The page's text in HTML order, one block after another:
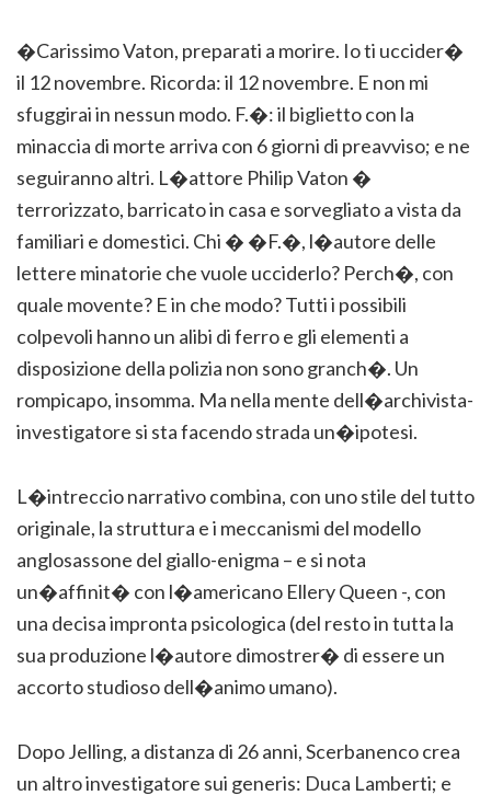
�Carissimo Vaton, preparati a morire. Io ti uccider�
il 12 novembre. Ricorda: il 12 novembre. E non mi
sfuggirai in nessun modo. F.�: il biglietto con la
minaccia di morte arriva con 6 giorni di preavviso; e ne
seguiranno altri. L�attore Philip Vaton �
terrorizzato, barricato in casa e sorvegliato a vista da
familiari e domestici. Chi � �F.�, l�autore delle
lettere minatorie che vuole ucciderlo? Perch�, con
quale movente? E in che modo? Tutti i possibili
colpevoli hanno un alibi di ferro e gli elementi a
disposizione della polizia non sono granch�. Un
rompicapo, insomma. Ma nella mente dell�archivista-
investigatore si sta facendo strada un�ipotesi.
L�intreccio narrativo combina, con uno stile del tutto
originale, la struttura e i meccanismi del modello
anglosassone del giallo-enigma – e si nota
un�affinit� con l�americano Ellery Queen -, con
una decisa impronta psicologica (del resto in tutta la
sua produzione l�autore dimostrer� di essere un
accorto studioso dell�animo umano).
Dopo Jelling, a distanza di 26 anni, Scerbanenco crea
un altro investigatore sui generis: Duca Lamberti; e